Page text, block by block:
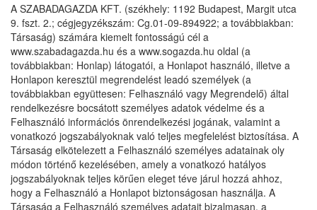
A SZABADAGAZDA KFT. (székhely: 1192 Budapest, Margit utca
9. fszt. 2.; cégjegyzékszám: Cg.01-09-894922; a továbbiakban:
Társaság) számára kiemelt fontosságú cél a
www.szabadagazda.hu és a www.sogazda.hu oldal (a
továbbiakban: Honlap) látogatói, a Honlapot használó, illetve a
Honlapon keresztül megrendelést leadó személyek (a
továbbiakban együttesen: Felhasználó vagy Megrendelő) által
rendelkezésre bocsátott személyes adatok védelme és a
Felhasználó információs önrendelkezési jogának, valamint a
vonatkozó jogszabályoknak való teljes megfelelést biztosítása. A
Társaság elkötelezett a Felhasználó személyes adatainak oly
módon történő kezelésében, amely a vonatkozó hatályos
jogszabályoknak teljes körűen eleget téve járul hozzá ahhoz,
hogy a Felhasználó a Honlapot biztonságosan használja. A
Társaság a Felhasználó személyes adatait bizalmasan, a